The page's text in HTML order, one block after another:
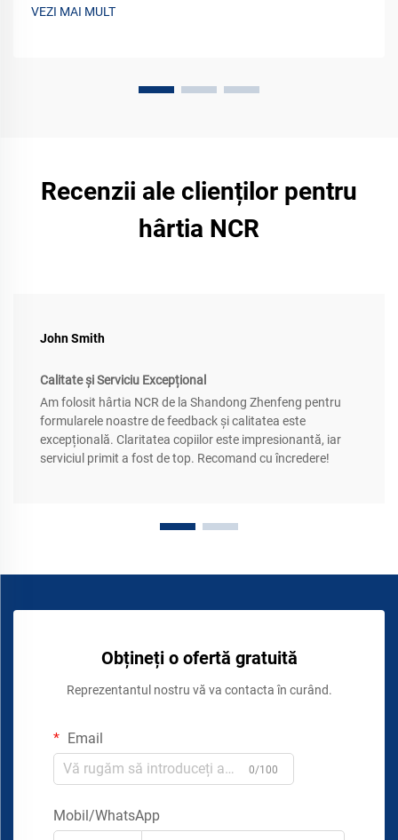
VEZI MAI MULT
Recenzii ale clienților pentru
hârtia NCR
John Smith
Calitate și Serviciu Excepțional
Am folosit hârtia NCR de la Shandong Zhenfeng pentru
formularele noastre de feedback și calitatea este
excepțională. Claritatea copiilor este impresionantă, iar
serviciul primit a fost de top. Recomand cu încredere!
Obțineți o ofertă gratuită
Reprezentantul nostru vă va contacta în curând.
Email
0/100
Mobil/WhatsApp